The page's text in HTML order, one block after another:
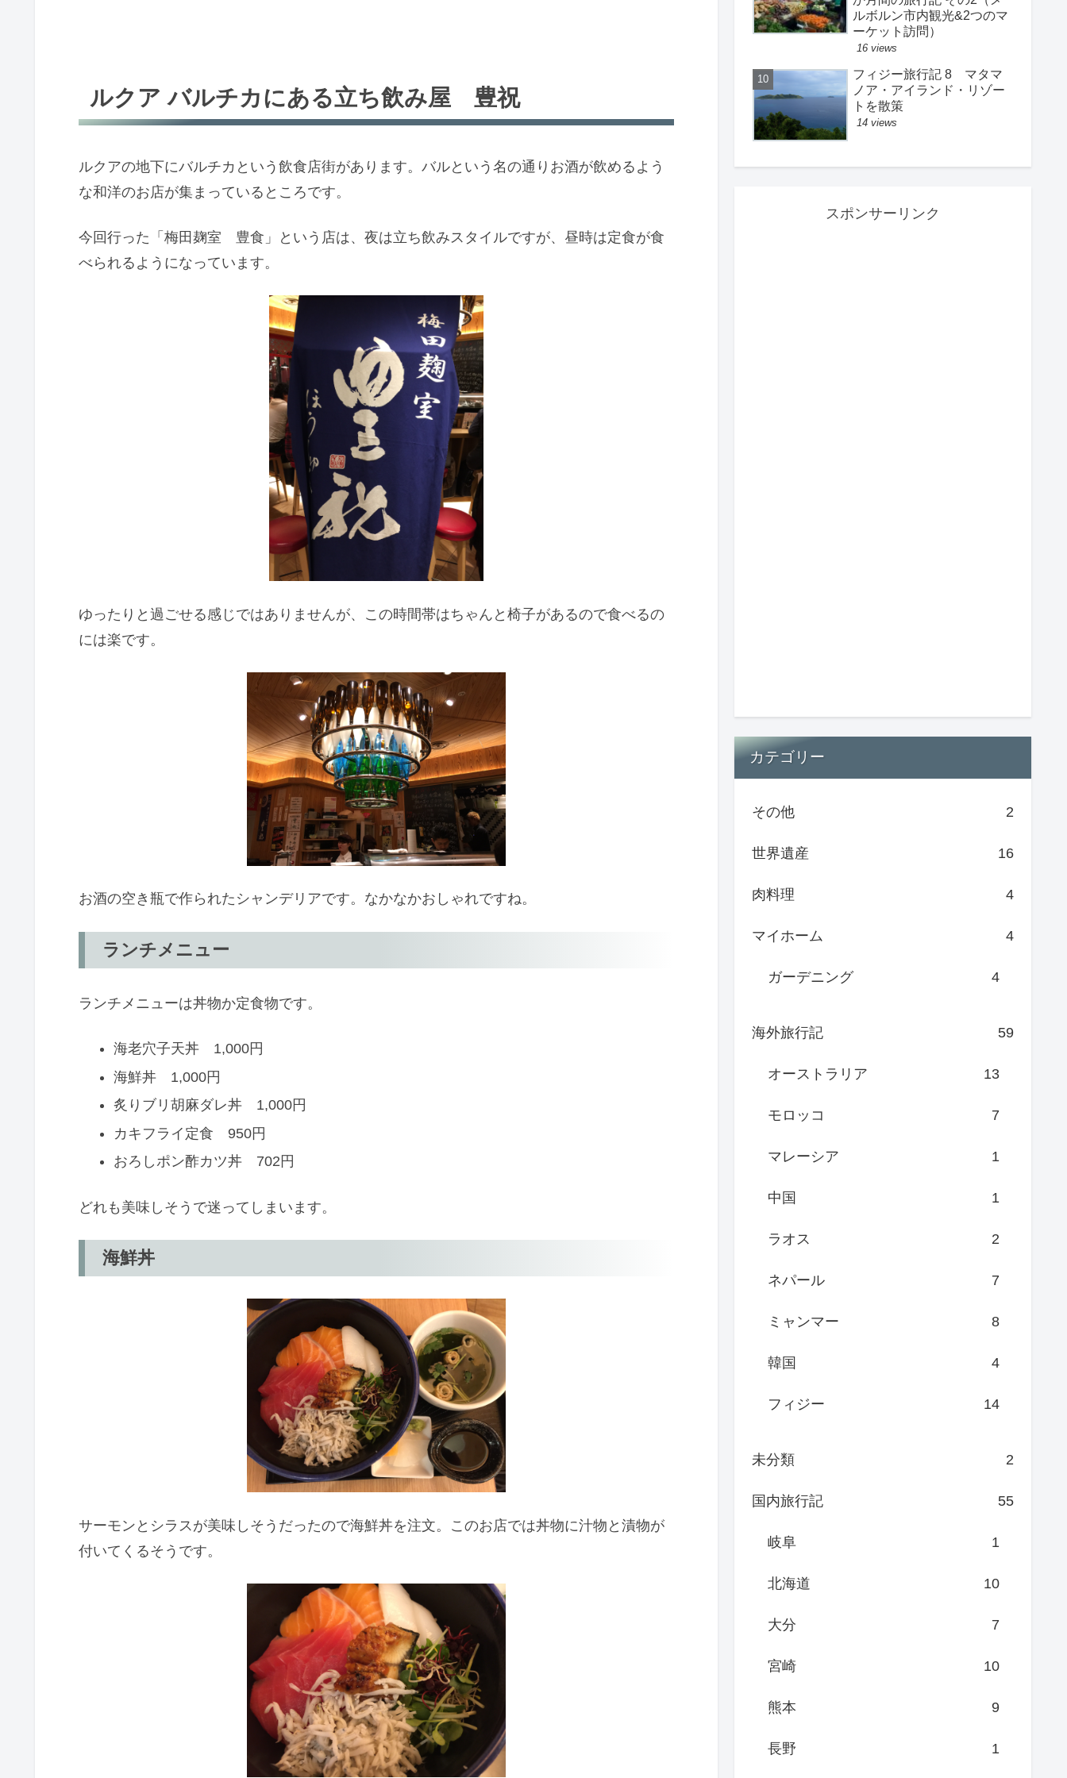
ルクア バルチカにある立ち飲み屋 豊祝
ルクアの地下にバルチカという飲食店街があります。バルという名の通りお酒が飲めるよう
な和洋のお店が集まっているところです。
今回行った「梅田麹室 豊食」という店は、夜は立ち飲みスタイルですが、昼時は定食が食
べられるようになっています。
ゆったりと過ごせる感じではありませんが、この時間帯はちゃんと椅子があるので食べるの
には楽です。
お酒の空き瓶で作られたシャンデリアです。なかなかおしゃれですね。
ランチメニュー
ランチメニューは丼物か定食物です。
海老穴子天丼 1,000円
海鮮丼 1,000円
炙りブリ胡麻ダレ丼 1,000円
カキフライ定食 950円
おろしポン酢カツ丼 702円
どれも美味しそうで迷ってしまいます。
海鮮丼
サーモンとシラスが美味しそうだったので海鮮丼を注文。このお店では丼物に汁物と漬物が
付いてくるそうです。
ルボルン市内観光&2つのマ
ーケット訪問）
16 views
フィジー旅行記 8 マタマ
ノア・アイランド・リゾー
トを散策
14 views
スポンサーリンク
カテゴリー
その他 2
世界遺産 16
肉料理 4
マイホーム 4
ガーデニング 4
海外旅行記 59
オーストラリア 13
モロッコ 7
マレーシア 1
中国 1
ラオス 2
ネパール 7
ミャンマー 8
韓国 4
フィジー 14
未分類 2
国内旅行記 55
岐阜 1
北海道 10
大分 7
宮崎 10
熊本 9
長野 1